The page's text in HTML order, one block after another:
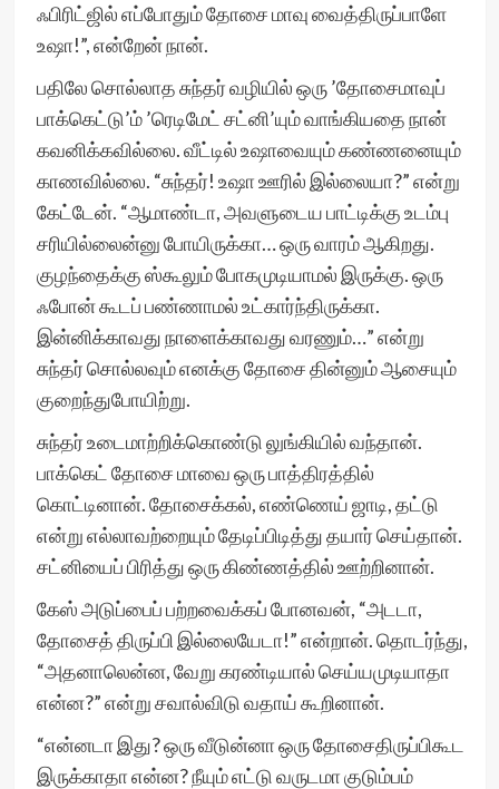
ஃபிரிட்ஜில் எப்போதும் தோசை மாவு வைத்திருப்பாளே
உஷா!”, என்றேன் நான்.
பதிலே சொல்லாத சுந்தர் வழியில் ஒரு ’தோசைமாவுப்
பாக்கெட்டு’ம் ’ரெடிமேட் சட்னி’யும் வாங்கியதை நான்
கவனிக்கவில்லை. வீட்டில் உஷாவையும் கண்ணனையும்
காணவில்லை. “சுந்தர்! உஷா ஊரில் இல்லையா?” என்று
கேட்டேன். “ஆமாண்டா, அவளுடைய பாட்டிக்கு உடம்பு
சரியில்லைன்னு போயிருக்கா… ஒரு வாரம் ஆகிறது.
குழந்தைக்கு ஸ்கூலும் போகமுடியாமல் இருக்கு. ஒரு
ஃபோன் கூடப் பண்ணாமல் உட்கார்ந்திருக்கா.
இன்னிக்காவது நாளைக்காவது வரணும்…” என்று
சுந்தர் சொல்லவும் எனக்கு தோசை தின்னும் ஆசையும்
குறைந்துபோயிற்று.
சுந்தர் உடைமாற்றிக்கொண்டு லுங்கியில் வந்தான்.
பாக்கெட் தோசை மாவை ஒரு பாத்திரத்தில்
கொட்டினான். தோசைக்கல், எண்ணெய் ஜாடி, தட்டு
என்று எல்லாவற்றையும் தேடிப்பிடித்து தயார் செய்தான்.
சட்னியைப் பிரித்து ஒரு கிண்ணத்தில் ஊற்றினான்.
கேஸ் அடுப்பைப் பற்றவைக்கப் போனவன், “அடடா,
தோசைத் திருப்பி இல்லையேடா!” என்றான். தொடர்ந்து,
“அதனாலென்ன, வேறு கரண்டியால் செய்யமுடியாதா
என்ன?” என்று சவால்விடு வதாய் கூறினான்.
“என்னடா இது? ஒரு வீடுன்னா ஒரு தோசைதிருப்பிகூட
இருக்காதா என்ன? நீயும் எட்டு வருடமா குடும்பம்